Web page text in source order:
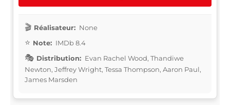
Réalisateur: None
Note: IMDb 8.4
Distribution: Evan Rachel Wood, Thandiwe
Newton, Jeffrey Wright, Tessa Thompson, Aaron Paul,
James Marsden